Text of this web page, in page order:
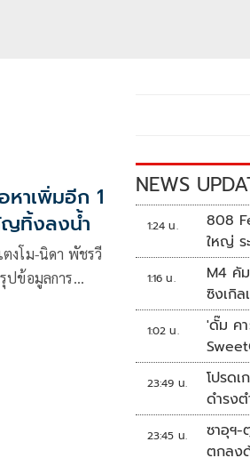
าเพิ่มอีก 1
ญทิ้งลงน้ำ
งโม-นิดา พัชรวี
ปข้อมูลการ
NEWS
1:24 น.
808
ใหญ่ ร
ต.ค.นี้
1:16 น.
M4 คั
ซิงเกิ
1:02 น.
'ดั๊ม ค
23:49 น.
โปรด
ดำรง
พระร
23:45 น.
ซาอุฯ-
ตกลง